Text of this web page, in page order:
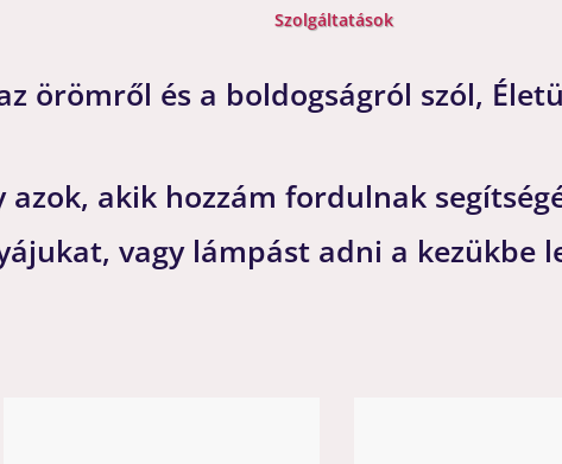
Szolgáltatások
örömről és a boldogságról szól,
azok, akik hozzám fordulnak
vagy lámpást adni a kezükbe